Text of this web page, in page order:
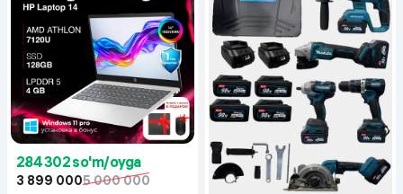
284 302 so'm/oyga
3 899 0005 000 000